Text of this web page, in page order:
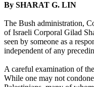
By SHARAT G. LIN
The Bush administration,
of Israeli Corporal Gilad
seen by someone as a
independent of any
A careful examination of
While one may not